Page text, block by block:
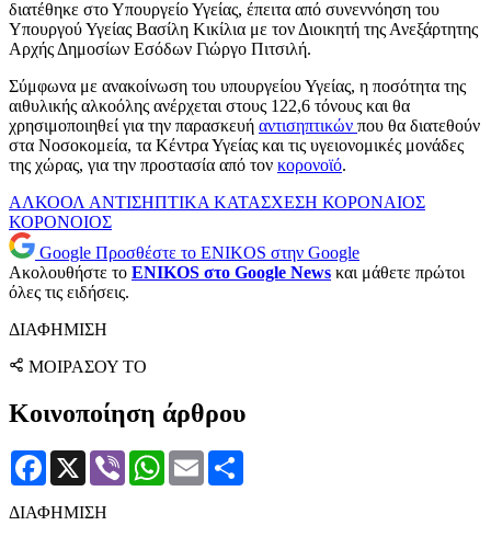
διατέθηκε στο Υπουργείο Υγείας, έπειτα από συνεννόηση του
Υπουργού Υγείας Βασίλη Κικίλια με τον Διοικητή της Ανεξάρτητης
Αρχής Δημοσίων Εσόδων Γιώργο Πιτσιλή.
Σύμφωνα με ανακοίνωση του υπουργείου Υγείας, η ποσότητα της
αιθυλικής αλκοόλης ανέρχεται στους 122,6 τόνους και θα
χρησιμοποιηθεί για την παρασκευή αντισηπτικών που θα διατεθούν
στα Νοσοκομεία, τα Κέντρα Υγείας και τις υγειονομικές μονάδες
της χώρας, για την προστασία από τον κορονοϊό.
ΑΛΚΟΟΛ ΑΝΤΙΣΗΠΤΙΚΑ ΚΑΤΑΣΧΕΣΗ ΚΟΡΟΝΑΙΟΣ
ΚΟΡΟΝΟΙΟΣ
Google Προσθέστε το ENIKOS στην Google
Ακολουθήστε το ENIKOS στο Google News και μάθετε πρώτοι
όλες τις ειδήσεις.
ΔΙΑΦΗΜΙΣΗ
ΜΟΙΡΑΣΟΥ ΤΟ
Κοινοποίηση άρθρου
Facebook
X Viber WhatsApp
Email
ΔΙΑΦΗΜΙΣΗ